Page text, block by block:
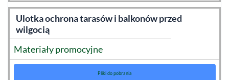
Ulotka ochrona tarasów i balkonów przed
wilgocią
Materiały promocyjne
Pliki do pobrania